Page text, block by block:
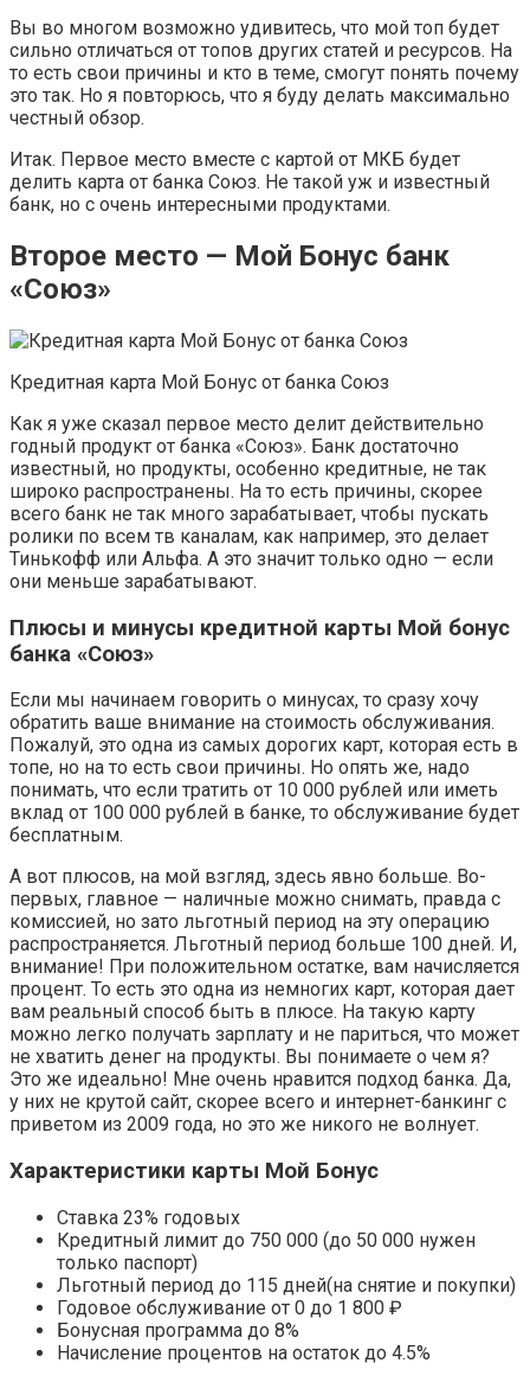
Вы во многом возможно удивитесь, что мой топ будет
сильно отличаться от топов других статей и ресурсов. На
то есть свои причины и кто в теме, смогут понять почему
это так. Но я повторюсь, что я буду делать максимально
честный обзор.
Итак. Первое место вместе с картой от МКБ будет
делить карта от банка Союз. Не такой уж и известный
банк, но с очень интересными продуктами.
Второе место — Мой Бонус банк
«Союз»
Кредитная карта Мой Бонус от банка Союз
Как я уже сказал первое место делит действительно
годный продукт от банка «Союз». Банк достаточно
известный, но продукты, особенно кредитные, не так
широко распространены. На то есть причины, скорее
всего банк не так много зарабатывает, чтобы пускать
ролики по всем тв каналам, как например, это делает
Тинькофф или Альфа. А это значит только одно — если
они меньше зарабатывают.
Плюсы и минусы кредитной карты Мой бонус
банка «Союз»
Если мы начинаем говорить о минусах, то сразу хочу
обратить ваше внимание на стоимость обслуживания.
Пожалуй, это одна из самых дорогих карт, которая есть в
топе, но на то есть свои причины. Но опять же, надо
понимать, что если тратить от 10 000 рублей или иметь
вклад от 100 000 рублей в банке, то обслуживание будет
бесплатным.
А вот плюсов, на мой взгляд, здесь явно больше. Во-
первых, главное — наличные можно снимать, правда с
комиссией, но зато льготный период на эту операцию
распространяется. Льготный период больше 100 дней. И,
внимание! При положительном остатке, вам начисляется
процент. То есть это одна из немногих карт, которая дает
вам реальный способ быть в плюсе. На такую карту
можно легко получать зарплату и не париться, что может
не хватить денег на продукты. Вы понимаете о чем я?
Это же идеально! Мне очень нравится подход банка. Да,
у них не крутой сайт, скорее всего и интернет-банкинг с
приветом из 2009 года, но это же никого не волнует.
Характеристики карты Мой Бонус
Ставка 23% годовых
Кредитный лимит до 750 000 (до 50 000 нужен
только паспорт)
Льготный период до 115 дней(на снятие и покупки)
Годовое обслуживание от 0 до 1 800 ₽
Бонусная программа до 8%
Начисление процентов на остаток до 4.5%